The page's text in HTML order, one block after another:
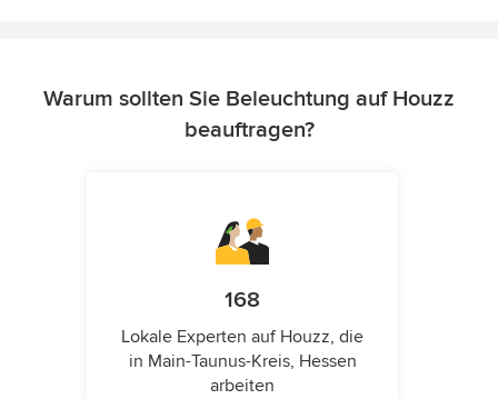
Warum sollten Sie Beleuchtung auf Houzz
beauftragen?
168
Lokale Experten auf Houzz, die
in Main-Taunus-Kreis, Hessen
arbeiten